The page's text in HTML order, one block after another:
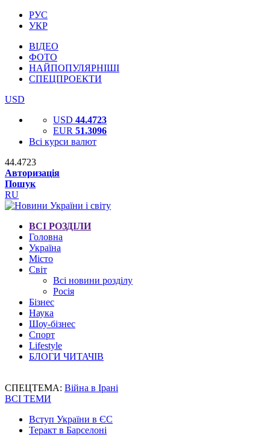
РУС
УКР
ВІДЕО
ФОТО
НАЙПОПУЛЯРНІШІ
СПЕЦПРОЕКТИ
USD
USD 44.4723
EUR 51.3096
Всі курси валют
44.4723
Авторизація
Пошук
RU
ВСІ РОЗДІЛИ
Головна
Україна
Місто
Світ
Всі новини розділу
Росія
Бізнес
Наука
Шоу-бізнес
Спорт
Lifestyle
БЛОГИ ЧИТАЧІВ
СПЕЦТЕМА: Війна в Ірані
ВСІ ТЕМИ
Вступ України в ЄС
Теракт в Барселоні